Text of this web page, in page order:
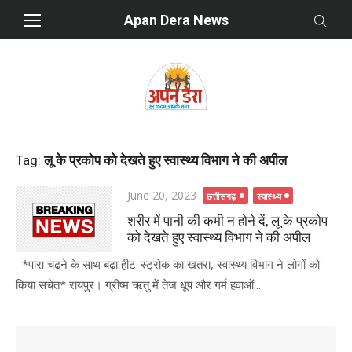
Apan Dera News
Tag:लू के प्रकोप को देखते हुए स्वास्थ्य विभाग ने की अपील
Posted
on
June 20, 2023 छत्तीसगढ़ स्वास्थ्य
शरीर में पानी की कमी न होने दें, लू के प्रकोप
को देखते हुए स्वास्थ्य विभाग ने की अपील
*पारा चढ़ने के साथ बढ़ा हीट-स्ट्रोक का खतरा, स्वास्थ्य विभाग ने लोगों को
किया सचेत* रायपुर। ग्रीष्म ऋतु में तेज धूप और गर्म हवाओं...